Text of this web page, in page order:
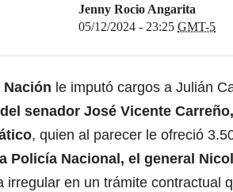
Jenny Rocio Angarita
05/12/2024 - 23:25 GMT-5
Nación le imputó cargos a Julián
senador José Vicente
, quien al parecer le ofreció
Policía Nacional, el general
irregular en un trámite contractual